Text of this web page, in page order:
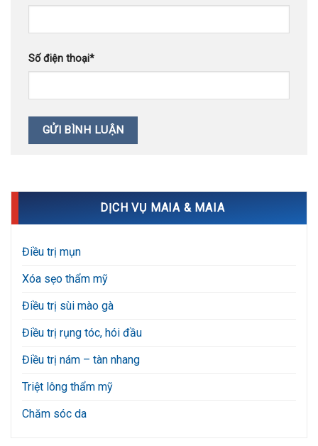
Số điện thoại*
DỊCH VỤ MAIA & MAIA
Điều trị mụn
Xóa sẹo thẩm mỹ
Điều trị sùi mào gà
Điều trị rụng tóc, hói đầu
Điều trị nám – tàn nhang
Triệt lông thẩm mỹ
Chăm sóc da